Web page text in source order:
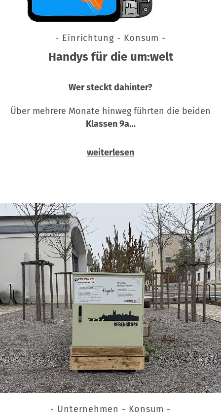
- Einrichtung - Konsum -
Handys für die um:welt
Wer steckt dahinter?
Über mehrere Monate hinweg führten die beiden
Klassen 9a…
weiterlesen
- Unternehmen - Konsum -